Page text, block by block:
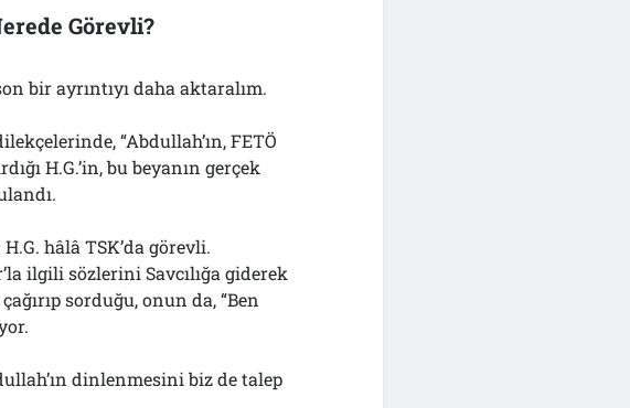
Görevli?
bir ayrıntıyı daha aktaralım.
“Abdullah’ın, FETÖ
H.G.’in, bu beyanın gerçek
hâlâ TSK’da görevli.
ilgili sözlerini Savcılığa giderek
sorduğu, onun da, “Ben
dinlenmesini biz de talep